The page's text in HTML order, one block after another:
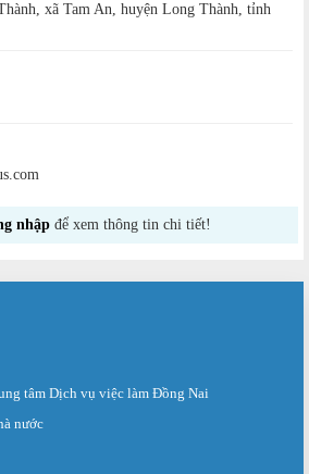
xã Tam An, huyện Long Thành, tỉnh
nhập để xem thông tin chi tiết!
tâm Dịch vụ việc làm Đồng Nai
nước